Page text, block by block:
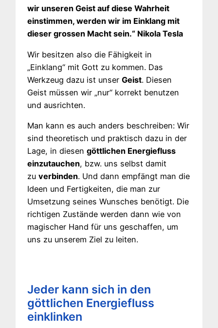
wir unseren Geist auf diese Wahrheit
einstimmen, werden wir im Einklang mit
dieser grossen Macht sein.“ Nikola Tesla
Wir besitzen also die Fähigkeit in
„Einklang“ mit Gott zu kommen. Das
Werkzeug dazu ist unser Geist. Diesen
Geist müssen wir „nur“ korrekt benutzen
und ausrichten.
Man kann es auch anders beschreiben: Wir
sind theoretisch und praktisch dazu in der
Lage, in diesen göttlichen Energiefluss
einzutauchen, bzw. uns selbst damit
zu verbinden. Und dann empfängt man die
Ideen und Fertigkeiten, die man zur
Umsetzung seines Wunsches benötigt. Die
richtigen Zustände werden dann wie von
magischer Hand für uns geschaffen, um
uns zu unserem Ziel zu leiten.
Jeder kann sich in den
göttlichen Energiefluss
einklinken